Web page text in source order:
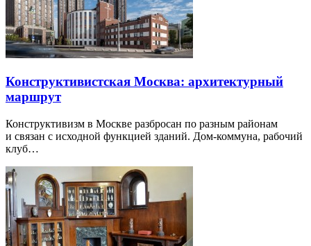
Конструктивистская Москва: архитектурный
маршрут
Конструктивизм в Москве разбросан по разным районам
и связан с исходной функцией зданий. Дом-коммуна, рабочий
клуб…